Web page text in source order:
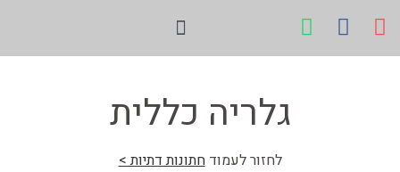
גלריה כללית
לחזור לעמודחתונות דתיות >